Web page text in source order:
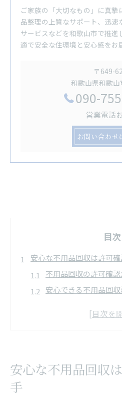
ご家族の「大切なもの」に真摯
品整理の上質なサポート、迅
サービスなどを和歌山市で推進
適で安全な住環境と安心感をお
〒649-
和歌山県和歌
090-
営業電話
お問い合わせ
目次
安心な不用品回収は許可
不用品回収の許可確
安心できる不用品回
許可なし不用品回収
安心な不用品回収
手